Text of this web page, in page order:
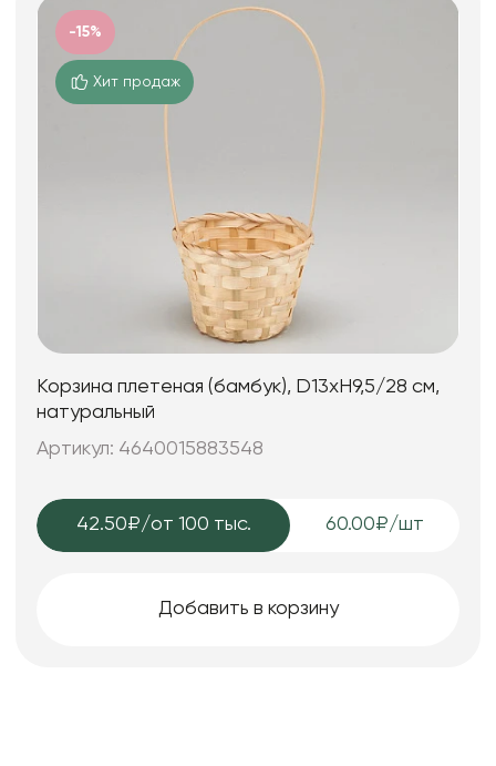
-15%
Хит продаж
Корзина плетеная (бамбук), D13xH9,5/28 см,
натуральный
Артикул: 4640015883548
42.50₽/от 100 тыс. 60.00₽/шт
Добавить в корзину